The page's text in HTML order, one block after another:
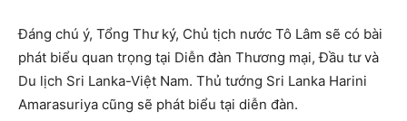
Đáng chú ý, Tổng Thư ký, Chủ tịch nước Tô Lâm sẽ có bài
phát biểu quan trọng tại Diễn đàn Thương mại, Đầu tư và
Du lịch Sri Lanka-Việt Nam. Thủ tướng Sri Lanka Harini
Amarasuriya cũng sẽ phát biểu tại diễn đàn.